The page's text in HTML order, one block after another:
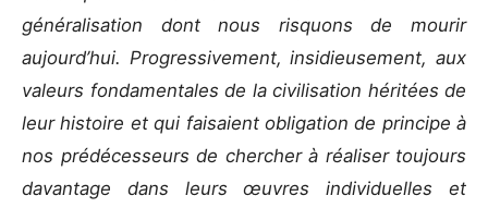
généralisation dont nous risquons de mourir
aujourd’hui. Progressivement, insidieusement, aux
valeurs fondamentales de la civilisation héritées de
leur histoire et qui faisaient obligation de principe à
nos prédécesseurs de chercher à réaliser toujours
davantage dans leurs œuvres individuelles et